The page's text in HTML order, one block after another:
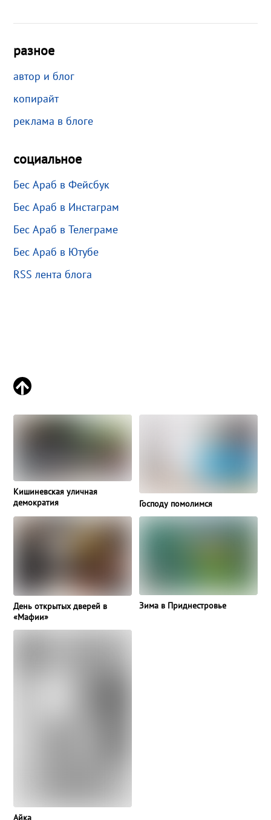
разное
автор и блог
копирайт
реклама в блоге
социальное
Бес Араб в Фейсбук
Бес Араб в Инстаграм
Бес Араб в Телеграме
Бес Араб в Ютубе
RSS лента блога
Кишиневская уличная
демократия
Господу помолимся
День открытых дверей в
«Мафии»
Зима в Приднестровье
Айка